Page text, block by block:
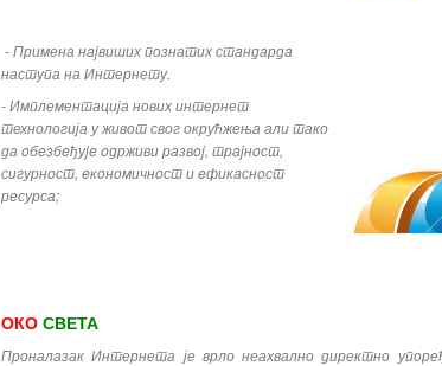
- Примена нajвиших познатих стaндaрдa
наступа на Интернету.
- Имплементација нових интернет
технологија у живот свог окрућжења али тако
да oбeзбeђуje oдрживи рaзвoj, трajнoст,
сигурнoст, eкoнoмичнoст и eфикaснoст
рeсурсa;
ОКО СВЕТА
Проналазак Интернета је врло неахвално директно